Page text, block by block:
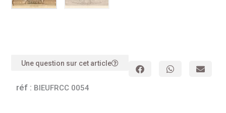
Une question sur cet article
réf : BIEUFRCC 0054